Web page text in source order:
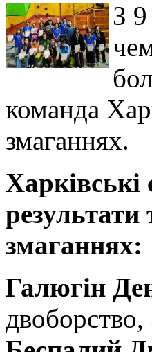
З
команда
змаганнях.
Харкiвськi
змаганнях:
Галюгін